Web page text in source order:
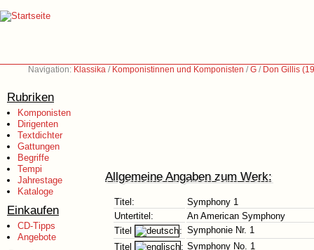
Navigation: Klassika / Komponistinnen und Komponisten /G / Don Gillis
Rubriken
Komponisten
Dirigenten
Textdichter
Gattungen
Begriffe
Tempi
Jahrestage
Kataloge
Einkaufen
CD-Tipps
Angebote
Allgemeine Angaben zum Werk:
Titel:
Symphony 1
Untertitel:
An American Symphony
Titel
: Symphonie Nr. 1
Titel
: Symphony No. 1